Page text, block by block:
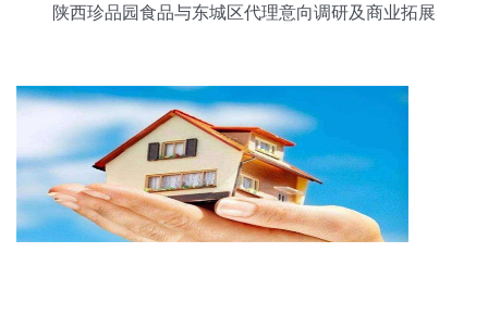
陕西珍品园食品与东城区代理意向调研及商业拓展